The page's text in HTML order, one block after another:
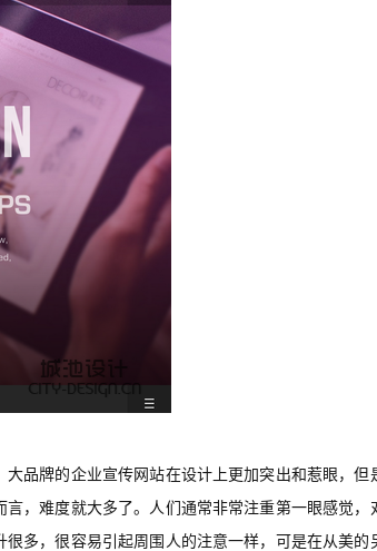
品牌的企业宣传网站在设计上更加突出和惹眼，
言，难度就大多了。人们通常非常注重第一眼感觉，
多，很容易引起周围人的注意一样，可是在从美